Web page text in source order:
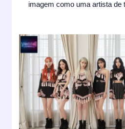
imagem como uma artista de